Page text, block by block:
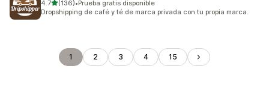
4.7de 5 estrellas
(136)
136 reseñas en total
•Prueba gratis disponible
Dropshipping de café y té de marca privada con tu propia marca.
1 2 3 4 15